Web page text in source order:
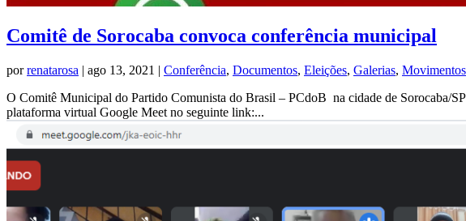
Comitê de Sorocaba convoca conferência municipal
porrenatarosa | ago 13, 2021 | Conferência, Documentos, Eleições, Galerias, Movimentos
O Comitê Municipal do Partido Comunista do Brasil – PCdoB na cidade de Sorocaba/
plataforma virtual Google Meet no seguinte link:...